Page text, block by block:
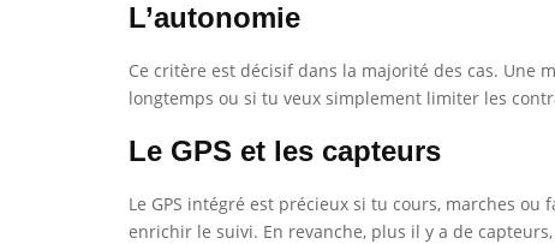
L’autonomie
Ce critère est décisif dans la majorité des cas. Une
longtemps ou si tu veux simplement limiter les
Le GPS et les capteurs
Le GPS intégré est précieux si tu cours, marches
enrichir le suivi. En revanche, plus il y a de